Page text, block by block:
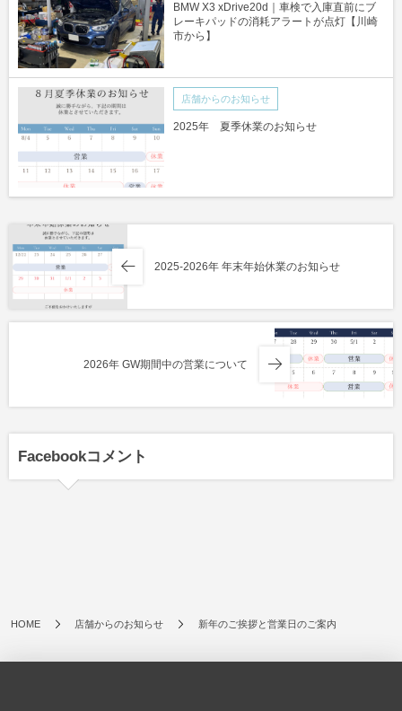
BMW X3 xDrive20d｜車検で入庫直前にブ
レーキパッドの消耗アラートが点灯【川崎
市から】
店舗からのお知らせ
2025年 夏季休業のお知らせ
2025-2026年 年末年始休業のお知らせ
2026年 GW期間中の営業について
Facebookコメント
HOME 店舗からのお知らせ 新年のご挨拶と営業日のご案内